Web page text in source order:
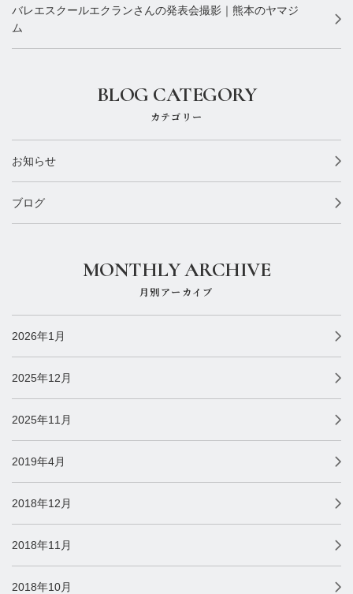
バレエスクールエクランさんの発表会撮影｜熊本のヤマジ
ム
BLOG CATEGORY
カテゴリー
お知らせ
ブログ
MONTHLY ARCHIVE
月別アーカイブ
2026年1月
2025年12月
2025年11月
2019年4月
2018年12月
2018年11月
2018年10月